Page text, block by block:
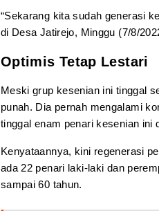
“Sekarang kita sudah generasi
di Desa Jatirejo, Minggu (7/8/
Optimis Tetap Lestari
Meski grup kesenian ini tinggal
punah. Dia pernah mengalami
tinggal enam penari kesenian ini
Kenyataannya, kini regenerasi
ada 22 penari laki-laki dan
sampai 60 tahun.